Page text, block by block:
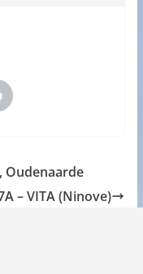
Oudenaarde
– VITA (Ninove)